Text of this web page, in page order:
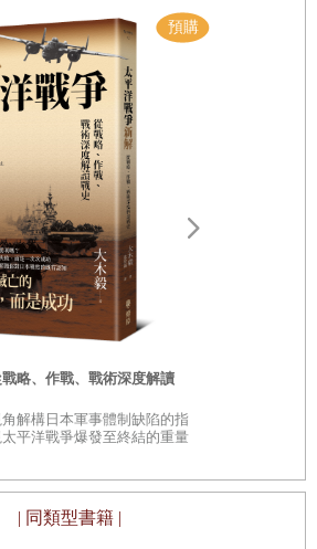
讓牛群通過。有一回我們早早就看到
牛人的蹤影，車開近以後才發現那是
經在一望無際的保留區見過象群，也
地」，可是在國家公園的法定範圍內
的觀光客，讓這場相遇感覺有點取
外與這些動物不期而遇，那種扣人心
。其中一隻大象擋住了路，我們只好
小時。落日低垂，在這群厚皮動物身
在十幾個非洲和亞洲國家看過大象，
的感受。
建館宗旨是紀念在維爾紐斯滅絕的猶
在塑膠椅上，我們猜想她們不是守衛
治宣傳把蘇聯併吞立陶宛怪在猶太人
略、作戰、戰術深度解讀
解構日本軍事體制缺陷的指
平洋戰爭爆發至終結的重量
| 同類型書籍 |